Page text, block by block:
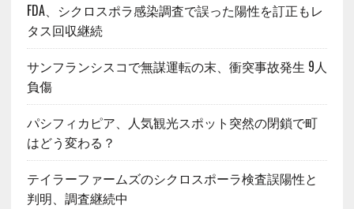
FDA、シクロスポラ感染調査で誤った陽性を訂正もレ
タス回収継続
サンフランシスコで無謀運転の末、衝突事故発生 9人
負傷
パシフィカピア、人気観光スポット突然の閉鎖で町
はどう変わる？
テイラーファームズのシクロスポーラ検査誤陽性と
判明、調査継続中